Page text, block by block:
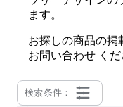
ます。
お探しの商品の掲
お問い合わせ くだ
検索条件：